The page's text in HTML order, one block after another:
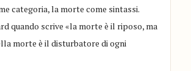
categoria, la morte come sintassi.
quando scrive «la morte è il riposo, ma
morte è il disturbatore di ogni